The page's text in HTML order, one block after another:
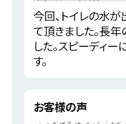
今回、トイレの水
て頂きました。長
した。スピーディ
す。
お客様の声